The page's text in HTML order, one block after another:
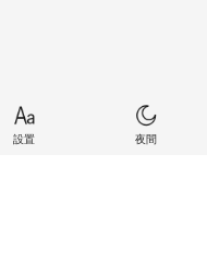
設置 夜間